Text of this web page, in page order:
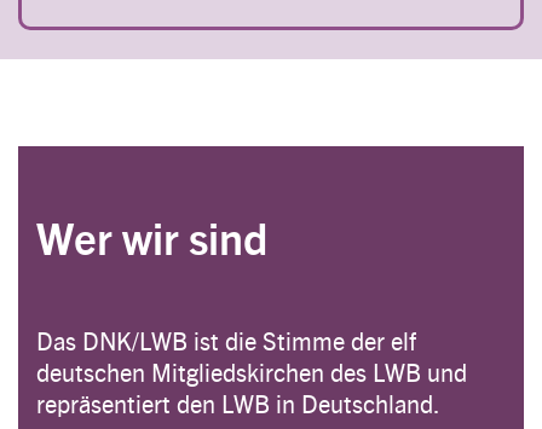
Wer wir sind
Das DNK/LWB ist die Stimme der elf
deutschen Mitgliedskirchen des LWB und
repräsentiert den LWB in Deutschland.